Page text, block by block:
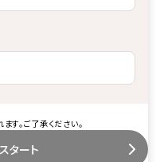
。ご了承ください。
タート